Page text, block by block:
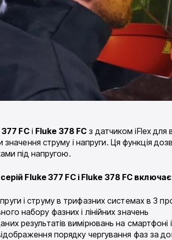
FCі Fluke 378 FC з датчиком iFlex для
значення струму і напруги. Ця функція
під напругою.
Fluke 377 FC і Fluke 378 FC
і струму в трифазних системах в 3
набору фазних і лінійних значень
результатів вимірювань на
порядку чергування фаз за